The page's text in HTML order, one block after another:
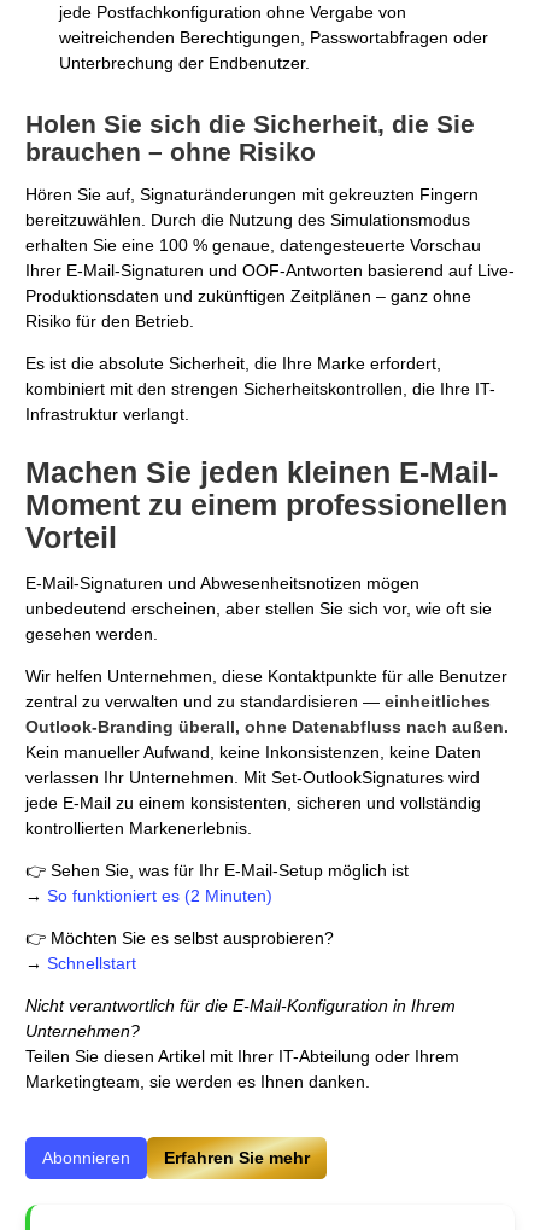
jede Postfachkonfiguration ohne Vergabe von
weitreichenden Berechtigungen, Passwortabfragen oder
Unterbrechung der Endbenutzer.
Holen Sie sich die Sicherheit, die Sie
brauchen – ohne Risiko
Hören Sie auf, Signaturänderungen mit gekreuzten Fingern
bereitzuwählen. Durch die Nutzung des Simulationsmodus
erhalten Sie eine 100 % genaue, datengesteuerte Vorschau
Ihrer E-Mail-Signaturen und OOF-Antworten basierend auf Live-
Produktionsdaten und zukünftigen Zeitplänen – ganz ohne
Risiko für den Betrieb.
Es ist die absolute Sicherheit, die Ihre Marke erfordert,
kombiniert mit den strengen Sicherheitskontrollen, die Ihre IT-
Infrastruktur verlangt.
Machen Sie jeden kleinen E-Mail-
Moment zu einem professionellen
Vorteil
E-Mail-Signaturen und Abwesenheitsnotizen mögen
unbedeutend erscheinen, aber stellen Sie sich vor, wie oft sie
gesehen werden.
Wir helfen Unternehmen, diese Kontaktpunkte für alle Benutzer
zentral zu verwalten und zu standardisieren — einheitliches
Outlook-Branding überall, ohne Datenabfluss nach außen.
Kein manueller Aufwand, keine Inkonsistenzen, keine Daten
verlassen Ihr Unternehmen. Mit Set-OutlookSignatures wird
jede E-Mail zu einem konsistenten, sicheren und vollständig
kontrollierten Markenerlebnis.
👉 Sehen Sie, was für Ihr E-Mail-Setup möglich ist
→ So funktioniert es (2 Minuten)
👉 Möchten Sie es selbst ausprobieren?
→ Schnellstart
Nicht verantwortlich für die E-Mail-Konfiguration in Ihrem
Unternehmen?
Teilen Sie diesen Artikel mit Ihrer IT-Abteilung oder Ihrem
Marketingteam, sie werden es Ihnen danken.
Abonnieren Erfahren Sie mehr